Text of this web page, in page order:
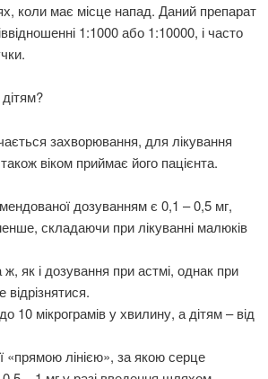
коли має місце напад. Даний препарат
1:1000 або 1:10000, і часто
захворювання, для лікування
віком приймає його пацієнта.
дозуванням є 0,1 – 0,5 мг,
складаючи при лікуванні малюків
як і дозування при астмі, однак при
10 мікрограмів у хвилину, а дітям – від
«прямою лінією», за якою серце